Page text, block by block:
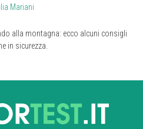
Mariani
alla montagna: ecco alcuni consigli
in sicurezza.